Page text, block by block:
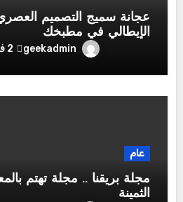
عجانة سميج التصميم
الإيطالي في مطبخك
geekadmin 2 فبراير، 2026
عام
مجلة بريقنا .. مجلة تهتم
الثمينة